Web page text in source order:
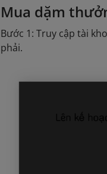
Mua dặm
Bước 1: Truy cập tài
phải.